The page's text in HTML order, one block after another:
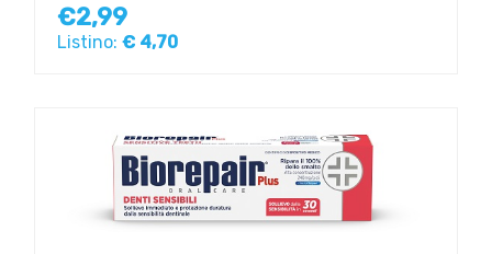
€2,99
Listino: € 4,70